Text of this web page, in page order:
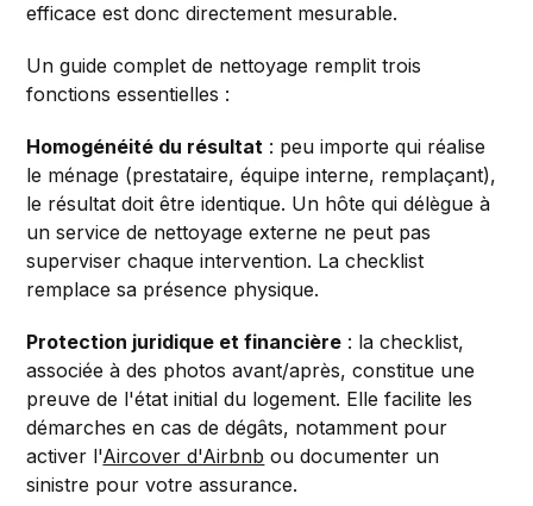
efficace est donc directement mesurable.
Un guide complet de nettoyage remplit trois
fonctions essentielles :
Homogénéité du résultat : peu importe qui réalise
le ménage (prestataire, équipe interne, remplaçant),
le résultat doit être identique. Un hôte qui délègue à
un service de nettoyage externe ne peut pas
superviser chaque intervention. La checklist
remplace sa présence physique.
Protection juridique et financière : la checklist,
associée à des photos avant/après, constitue une
preuve de l'état initial du logement. Elle facilite les
démarches en cas de dégâts, notamment pour
activer l'Aircover d'Airbnb ou documenter un
sinistre pour votre assurance.